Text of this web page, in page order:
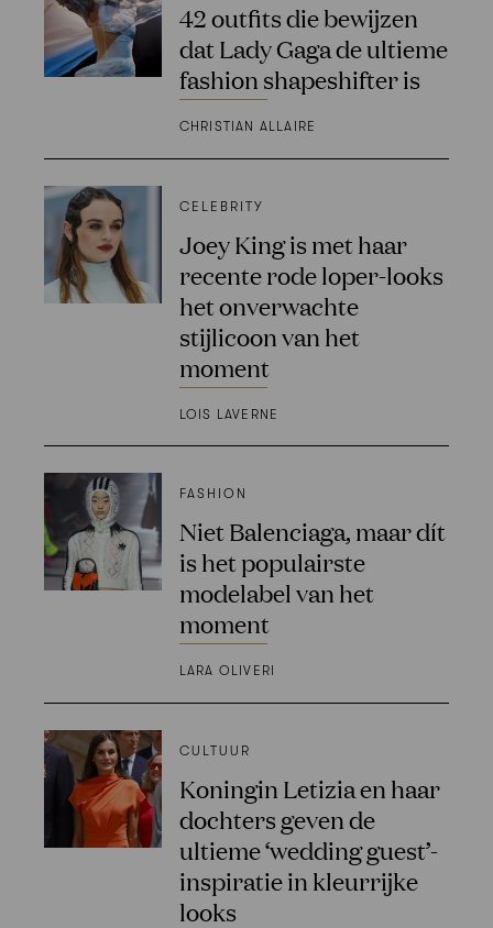
42 outfits die bewijzen
dat Lady Gaga de ultieme
fashion shapeshifter is
CHRISTIAN ALLAIRE
CELEBRITY
Joey King is met haar
recente rode loper-looks
het onverwachte
stijlicoon van het
moment
LOIS LAVERNE
FASHION
Niet Balenciaga, maar dít
is het populairste
modelabel van het
moment
LARA OLIVERI
CULTUUR
Koningin Letizia en haar
dochters geven de
ultieme ‘wedding guest’-
inspiratie in kleurrijke
looks